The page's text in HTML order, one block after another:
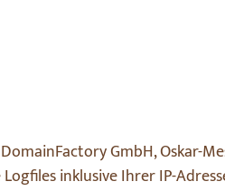
GmbH, Oskar-
inklusive Ihrer IP-